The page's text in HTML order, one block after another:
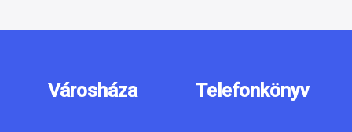
Városháza Telefonkönyv